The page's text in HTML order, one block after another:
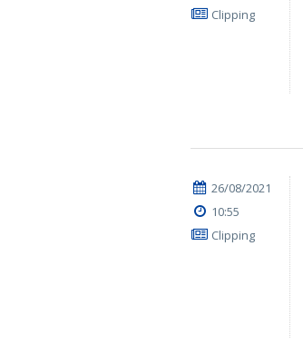
Clipping
26/08/2021
10:55
Clipping